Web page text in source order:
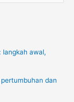
langkah awal,
dan